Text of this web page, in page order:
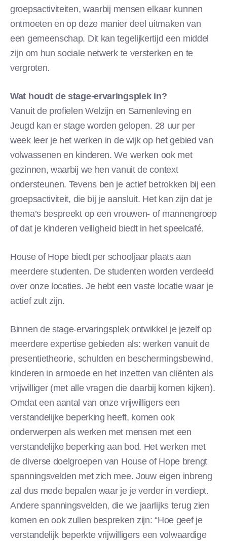
groepsactiviteiten, waarbij mensen elkaar kunnen
ontmoeten en op deze manier deel uitmaken van
een gemeenschap. Dit kan tegelijkertijd een middel
zijn om hun sociale netwerk te versterken en te
vergroten.
Wat houdt de stage-ervaringsplek in?
Vanuit de profielen Welzijn en Samenleving en
Jeugd kan er stage worden gelopen. 28 uur per
week leer je het werken in de wijk op het gebied van
volwassenen en kinderen. We werken ook met
gezinnen, waarbij we hen vanuit de context
ondersteunen. Tevens ben je actief betrokken bij een
groepsactiviteit, die bij je aansluit. Het kan zijn dat je
thema’s bespreekt op een vrouwen- of mannengroep
of dat je kinderen veiligheid biedt in het speelcafé.
House of Hope biedt per schooljaar plaats aan
meerdere studenten. De studenten worden verdeeld
over onze locaties. Je hebt een vaste locatie waar je
actief zult zijn.
Binnen de stage-ervaringsplek ontwikkel je jezelf op
meerdere expertise gebieden als: werken vanuit de
presentietheorie, schulden en beschermingsbewind,
kinderen in armoede en het inzetten van cliënten als
vrijwilliger (met alle vragen die daarbij komen kijken).
Omdat een aantal van onze vrijwilligers een
verstandelijke beperking heeft, komen ook
onderwerpen als werken met mensen met een
verstandelijke beperking aan bod. Het werken met
de diverse doelgroepen van House of Hope brengt
spanningsvelden met zich mee. Jouw eigen inbreng
zal dus mede bepalen waar je je verder in verdiept.
Andere spanningsvelden, die we jaarlijks terug zien
komen en ook zullen bespreken zijn: “Hoe geef je
verstandelijk beperkte vrijwilligers een volwaardige